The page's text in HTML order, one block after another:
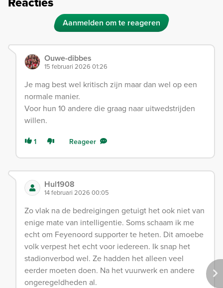
Aanmelden om te reageren
Ouwe-dibbes
15 februari 2026 01:26
Je mag best wel kritisch zijn maar dan wel op een
normale manier.
Voor hun 10 andere die graag naar uitwedstrijden
willen.
1 Reageer
Hul1908
14 februari 2026 00:05
Zo vlak na de bedreigingen getuigt het ook niet van
enige mate van intelligentie. Soms schaam ik me
echt om Feyenoord supporter te heten. Dit amoebe
volk verpest het echt voor iedereen. Ik snap het
stadionverbod wel. Ze hadden het alleen veel
eerder moeten doen. Na het vuurwerk en andere
ongeregeldheden al.